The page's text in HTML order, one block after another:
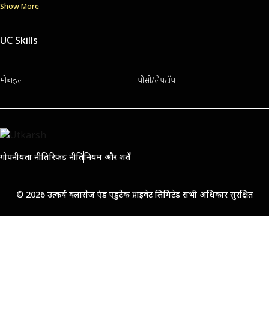
Show More
UC Skills
मोबाइल पीसी/लैपटॉप
गोपनीयता नीतिरिफंड नीतिनियम और शर्तें
© 2026 उत्कर्ष क्लासेज एंड एडुटेक प्राइवेट लिमिटेड सभी अधिकार सुरक्षित